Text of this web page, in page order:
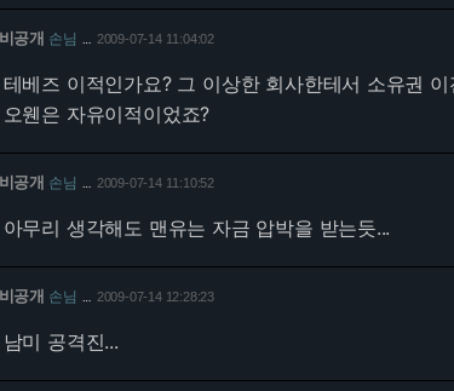
비공개 손님 2009-07-14 11:04:02
테베즈 이적인가요? 그 이상한 회사한테서 소유권 이
오웬은 자유이적이었죠?
비공개 손님 2009-07-14 11:10:52
아무리 생각해도 맨유는 자금 압박을 받는듯...
비공개 손님 2009-07-14 12:28:23
남미 공격진...